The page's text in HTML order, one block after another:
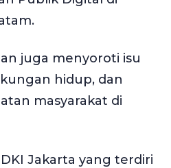
juga menyoroti isu
hidup, dan
masyarakat di
Jakarta yang terdiri